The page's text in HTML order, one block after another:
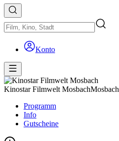
Konto
Kinostar Filmwelt MosbachMosbach
Programm
Info
Gutscheine